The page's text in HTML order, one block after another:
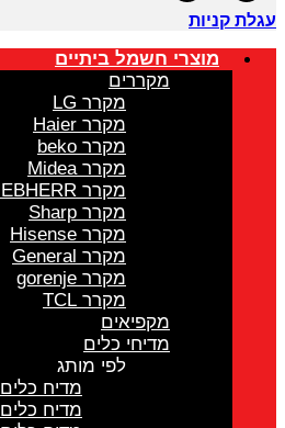
עגלת קניות
מוצרי חשמל ביתיים
מקררים
מקרר LG
מקרר Haier
מקרר beko
מקרר Midea
מקרר LIEBHERR
מקרר Sharp
מקרר Hisense
מקרר General
מקרר gorenje
מקרר TCL
מקפיאים
מדיחי כלים
לפי מותג
מדיח כלים Bosch
מדיח כלים beko